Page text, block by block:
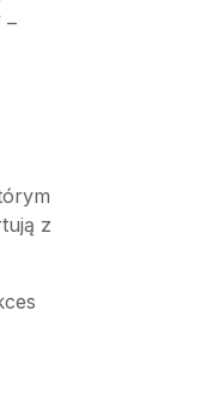
–
z